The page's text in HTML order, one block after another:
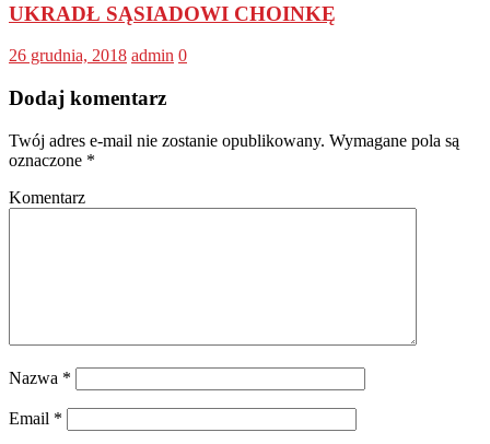
UKRADŁ SĄSIADOWI CHOINKĘ
26 grudnia, 2018 admin 0
Dodaj komentarz
Twój adres e-mail nie zostanie opublikowany. Wymagane pola są
oznaczone *
Komentarz
Nazwa *
Email *